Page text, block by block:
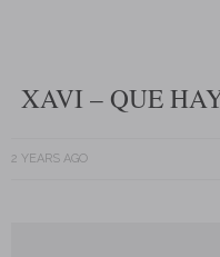
XAVI – QUE
2 YEARS AGO